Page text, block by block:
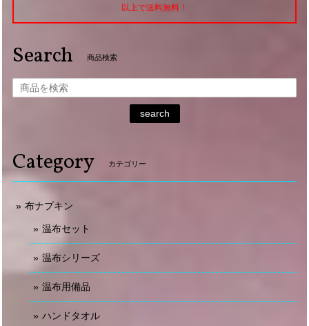
以上で送料無料！
Search 商品検索
search
Category カテゴリー
布ナプキン
温布セット
温布シリーズ
温布用備品
ハンドタオル